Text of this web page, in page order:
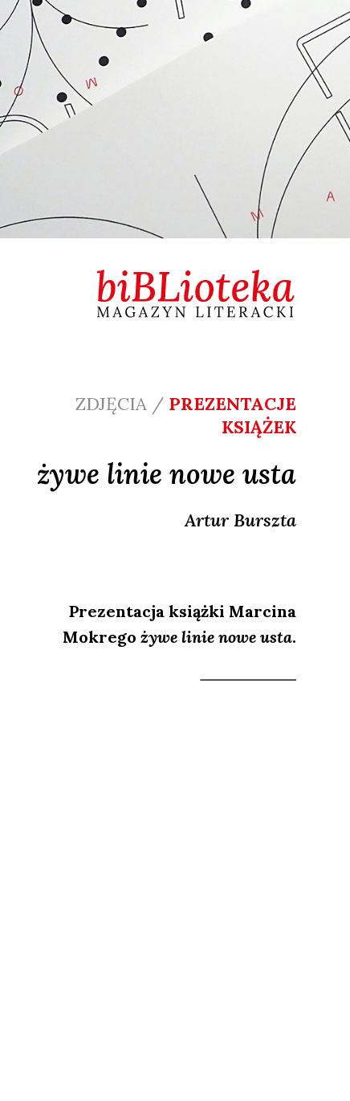
ZDJĘCIA / PREZENTACJE
KSIĄŻEK
żywe linie nowe usta
ArturBurszta
Prezentacja książki Marcina
Mokregożywe linie nowe usta.